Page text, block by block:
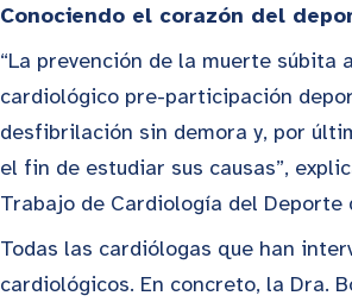
Conociendo el corazón del
“La prevención de la muerte
cardiológico pre-participación
desfibrilación sin demora y, por
el fin de estudiar sus causas”,
Trabajo de Cardiología del Deporte
Todas las cardiólogas que han
cardiológicos. En concreto, la Dra.